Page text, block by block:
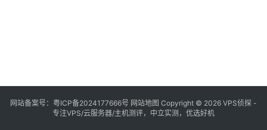
网站备案号： 粤ICP备2024177666号 网站地图 Copyright © 2026 VPS侦探 -
专注VPS/云服务器/主机测评，中立实测，优选好机